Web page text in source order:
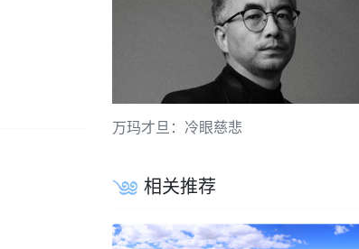
万玛才旦：冷眼慈悲
相关推荐